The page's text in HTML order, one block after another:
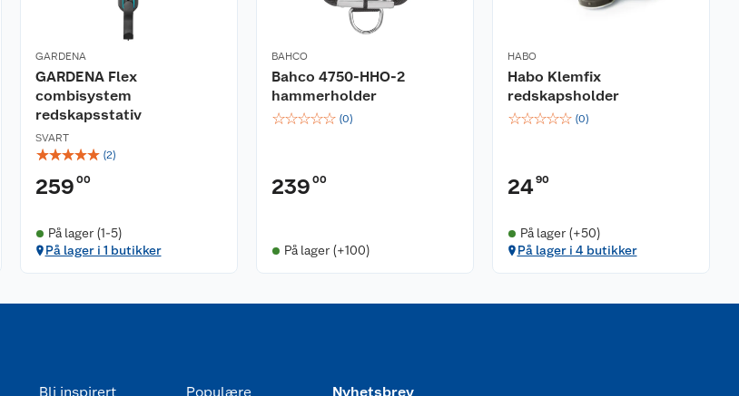
GARDENA
GARDENA Flex
combisystem
redskapsstativ
SVART
☆☆☆☆☆ (2)
259 00
På lager (1-5)
På lager i 1 butikker
BAHCO
Bahco 4750-HHO-2
hammerholder
☆☆☆☆☆ (0)
239 00
På lager (+100)
HABO
Habo Klemfix
redskapsholder
☆☆☆☆☆ (0)
2490
På lager (+50)
På lager i 4 butikker
Bli inspirert
Populære
Nyhetsbrev